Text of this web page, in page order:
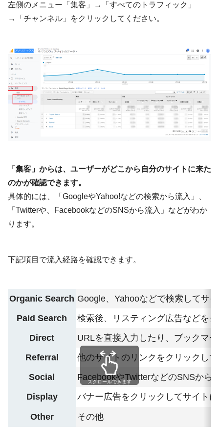
左側のメニュー「集客」→「すべてのトラフィック」
→「チャンネル」をクリックしてください。
「集客」からは、ユーザーがどこから自分のサイトに来た
のかが確認できます。
具体的には、「GoogleやYahoo!などの検索から流入」、
「Twitterや、FacebookなどのSNSから流入」などがわか
ります。
下記項目で流入経路を確認できます。
Organic Search Google、Yahooなどで検索 してサ
Paid Search
検索後、 リスティング広告などを
Direct
URLを直接入力したり、ブックマ
Referral
他のサイトのリンク をクリックし
Social
FacebookやTwitterなどのSNSから
Display
バナー広告をクリックしてサイト
Other その他
スクロールできます